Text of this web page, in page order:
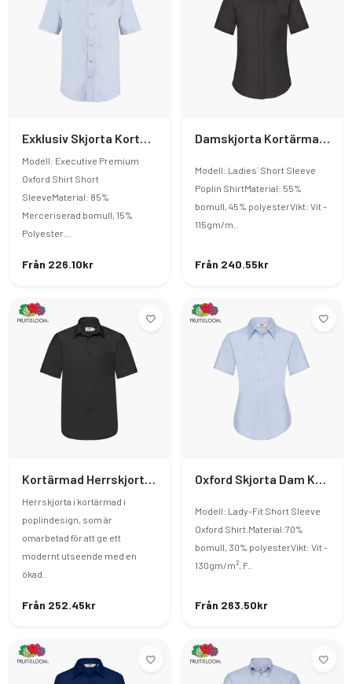
Exklusiv Skjorta Kortärmad
Modell: Executive Premium
Oxford Shirt Short
SleeveMaterial: 85%
Merceriserad bomull, 15%
Polyester...
Från 226.10kr
Damskjorta Kortärmad Poplin
Modell: Ladies´ Short Sleeve
Poplin ShirtMaterial: 55%
bomull, 45% polyesterVikt: Vit -
115gm/m..
Från 240.55kr
Kortärmad Herrskjorta I Poplin
Herrskjorta i kortärmad i
poplindesign, som är
omarbetad för att ge ett
modernt utseende med en
ökad..
Från 252.45kr
Oxford Skjorta Dam Kortärmad
Modell: Lady-Fit Short Sleeve
Oxford Shirt.Material:70%
bomull, 30% polyesterVikt: Vit -
130gm/m², F..
Från 263.50kr